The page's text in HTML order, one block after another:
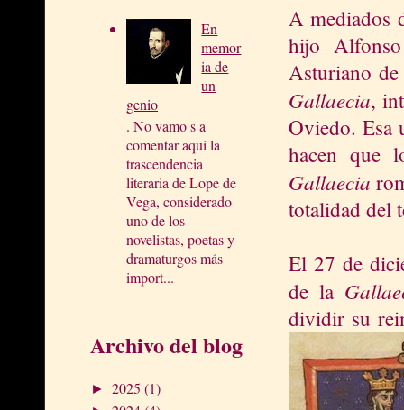
En
memor
ia de
un
genio
. No vamo s a
comentar aquí la
trascendencia
literaria de Lope de
Vega, considerado
uno de los
novelistas, poetas y
dramaturgos más
import...
Archivo del blog
► 2025 (1)
A mediados
hijo
Asturiano
Gallaecia,
Oviedo. Esa
hacen que
Gallaecia
totalidad del
El 27 de
de la
dividir su